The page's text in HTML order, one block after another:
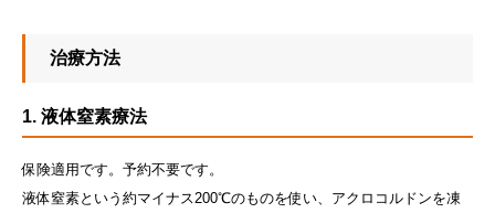
治療方法
1. 液体窒素療法
保険適用です。予約不要です。
液体窒素という約マイナス200℃のものを使い、アクロコルドンを凍